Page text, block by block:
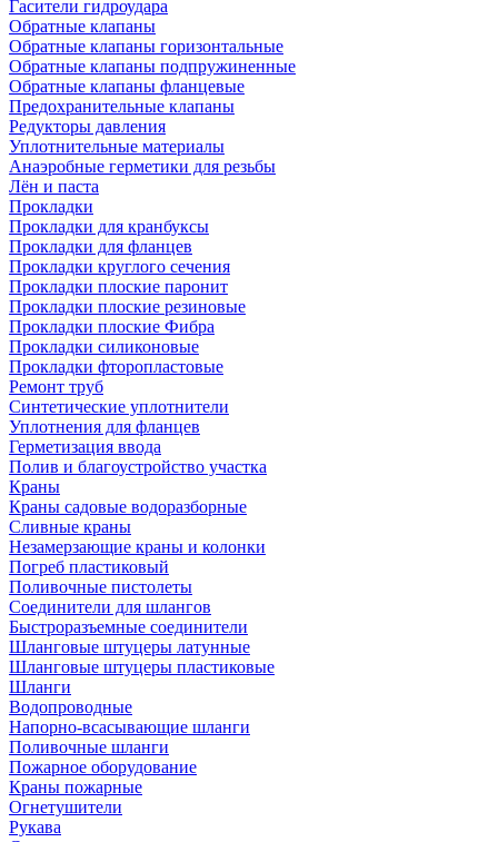
Гасители гидроудара
Обратные клапаны
Обратные клапаны горизонтальные
Обратные клапаны подпружиненные
Обратные клапаны фланцевые
Предохранительные клапаны
Редукторы давления
Уплотнительные материалы
Анаэробные герметики для резьбы
Лён и паста
Прокладки
Прокладки для кранбуксы
Прокладки для фланцев
Прокладки круглого сечения
Прокладки плоские паронит
Прокладки плоские резиновые
Прокладки плоские Фибра
Прокладки силиконовые
Прокладки фторопластовые
Ремонт труб
Синтетические уплотнители
Уплотнения для фланцев
Герметизация ввода
Полив и благоустройство участка
Краны
Краны садовые водоразборные
Сливные краны
Незамерзающие краны и колонки
Погреб пластиковый
Поливочные пистолеты
Соединители для шлангов
Быстроразъемные соединители
Шланговые штуцеры латунные
Шланговые штуцеры пластиковые
Шланги
Водопроводные
Напорно-всасывающие шланги
Поливочные шланги
Пожарное оборудование
Краны пожарные
Огнетушители
Рукава